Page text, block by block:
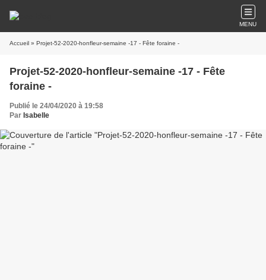
MENU
Accueil » Projet-52-2020-honfleur-semaine -17 - Fête foraine -
Projet-52-2020-honfleur-semaine -17 - Fête
foraine -
Publié le 24/04/2020 à 19:58
Par Isabelle